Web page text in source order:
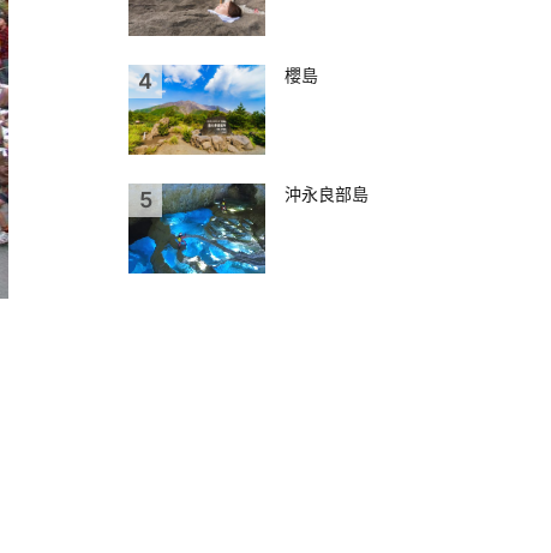
櫻島
沖永良部島